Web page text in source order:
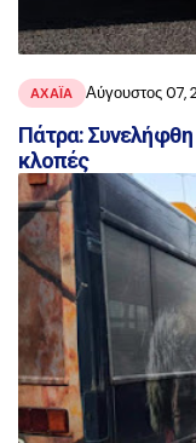
ΑΧΑΪ́Α Αύγουστος 07,
Πάτρα: Συνελήφθη
κλοπές